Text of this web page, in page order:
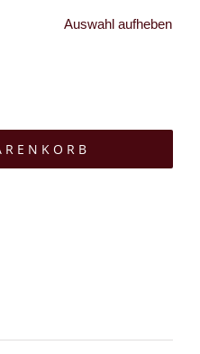
Auswahl aufheben